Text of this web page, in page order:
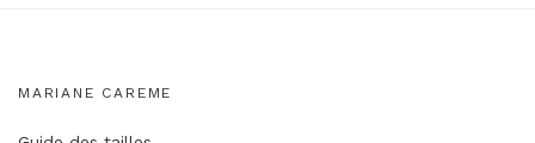
MARIANE CAREME